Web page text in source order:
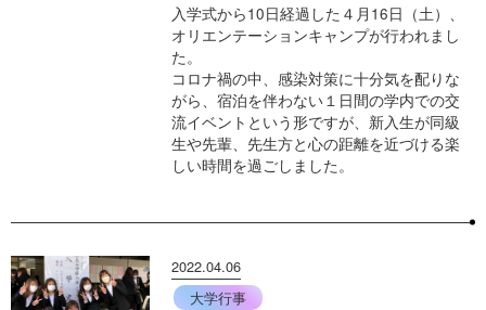
入学式から10日経過した４月16日（土）、
オリエンテーションキャンプが行われまし
た。
コロナ禍の中、感染対策に十分気を配りな
がら、宿泊を伴わない１日間の学内での交
流イベントという形ですが、新入生が同級
生や先輩、先生方と心の距離を近づける楽
しい時間を過ごしました。
2022.04.06
大学行事